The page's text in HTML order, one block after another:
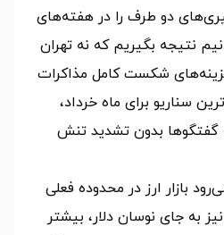
دو طرف را در هفته‌های
نتیجه بگیریم که نه تهران
شکست کامل مذاکرات
سناریو برای ماه خرداد،
گفتگوها بدون تشدید تنش
بازار ارز در محدوده فعلی
به جای نوسان دلار، بیشتر